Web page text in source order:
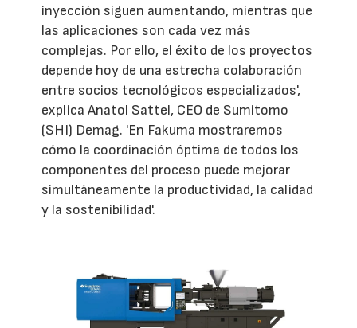
inyección siguen aumentando, mientras que
las aplicaciones son cada vez más
complejas. Por ello, el éxito de los proyectos
depende hoy de una estrecha colaboración
entre socios tecnológicos especializados',
explica Anatol Sattel, CEO de Sumitomo
(SHI) Demag. 'En Fakuma mostraremos
cómo la coordinación óptima de todos los
componentes del proceso puede mejorar
simultáneamente la productividad, la calidad
y la sostenibilidad'.